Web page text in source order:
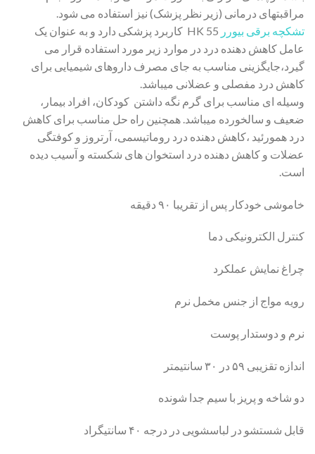
مراقبتهای درمانی (زیر نظر پزشک) نیز استفاده می شود.
تشکچه برقی بیورر
HK 55 کاربرد پزشکی دارد و به عنوان یک
عامل کاهش دهنده درد در موارد زیر مورد استفاده قرار می
گیرد،جایگزینی مناسب به جای مصرف داروهای شیمیایی برای
کاهش درد مفصلی و عضلانی میباشد.
وسیله ای مناسب برای گرم نگه داشتن کودکان، افراد بیمار،
ضعیف و سالخورده میباشد. همچنین راه حل مناسب برای کاهش
درد همورئید ،کاهش دهنده درد روماتیسمی، آرتروز و کوفتگی
عضلات و کاهش دهنده درد استخوان های شکسته و آسیب دیده
است.
خاموشی خودکار پس از تقریبا ۹۰ دقیقه
کنترل الکترونیکی دما
چراغ نمایش عملکرد
رویه مواج از جنس مخمل نرم
نرم و دوستدار پوست
اندازه تقزیبی ۵۹ در ۳۰ سانتیمتر
دو شاخه و پریز با سیم جدا شونده
قابل شستشو در لباسشویی در درجه ۴۰ سانتیگراد